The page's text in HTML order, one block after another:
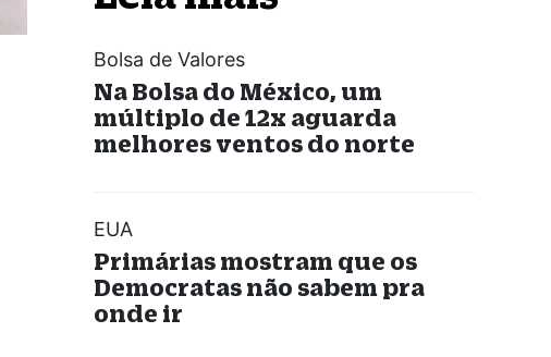
Bolsa de Valores
Na Bolsa do México, um
múltiplo de 12x aguarda
melhores ventos do norte
EUA
Primárias mostram que os
Democratas não sabem pra
onde ir